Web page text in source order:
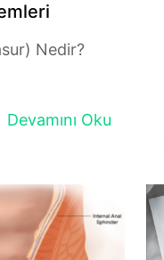
Nedir?
Devamını Oku